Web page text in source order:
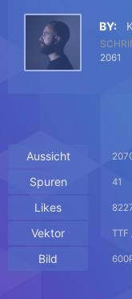
BY:
2061
Aussicht
Spuren 41
Likes
Vektor TTF
Bild